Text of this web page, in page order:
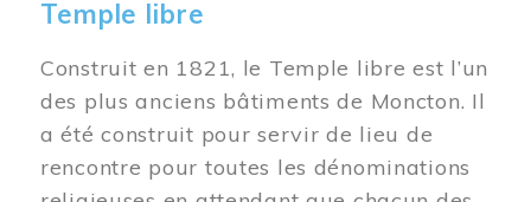
Temple libre
Construit en 1821, le Temple libre est l’un
des plus anciens bâtiments de Moncton. Il
a été construit pour servir de lieu de
rencontre pour toutes les dénominations